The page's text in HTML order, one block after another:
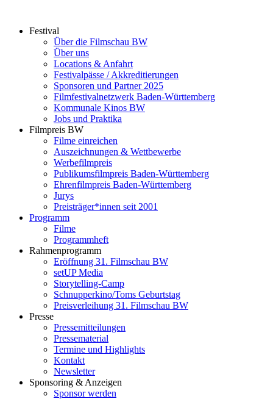
springenFestival
Über die Filmschau BW
Über uns
Locations & Anfahrt
Festivalpässe / Akkreditierungen
Sponsoren und Partner 2025
Filmfestivalnetzwerk ­Baden-Württemberg
Kommunale Kinos BW
Jobs und Praktika
Filmpreis BW
Filme einreichen
Auszeichnungen & Wettbewerbe
Werbefilmpreis
Publikumsfilmpreis Baden-Württemberg
Ehrenfilmpreis Baden-Württemberg
Jurys
Preisträger*innen seit 2001
Programm
Filme
Programmheft
Rahmenprogramm
Eröffnung 31. Filmschau BW
setUP Media
Storytelling-Camp
Schnupperkino/Toms Geburtstag
Preisverleihung 31. Filmschau BW
Presse
Pressemitteilungen
Pressematerial
Termine und Highlights
Kontakt
Newsletter
Sponsoring & Anzeigen
Sponsor werden